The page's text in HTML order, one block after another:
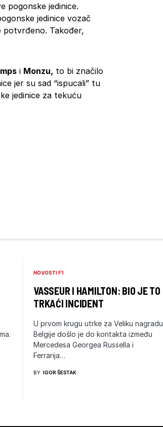
pogonske jedinice.
jedinice vozač
potvrđeno. Također,
i Monzu, to bi značilo
jer su sad “ispucali” tu
jedinice za tekuću
NOVOSTI F1
VASSEUR I HAMILTON: BIO JE TO
TRKAĆI INCIDENT
U prvom krugu utrke za Veliku nagradu
Belgije došlo je do kontakta između
Mercedesa Georgea Russella i
Ferrarija…
BY IGOR ŠESTAK